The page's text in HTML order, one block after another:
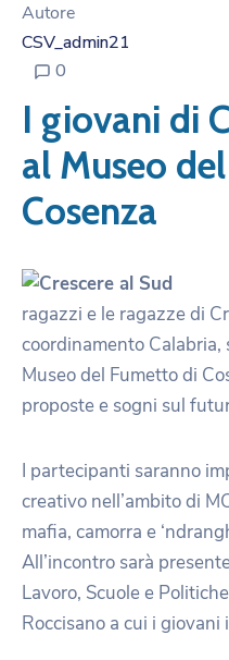
Autore
CSV_admin21
0
I giovani di
al Museo
Cosenza
ragazzi e le ragazze di
coordinamento
Museo del Fumetto di
proposte e sogni sul
I partecipanti saranno
creativo nell’ambito di
mafia, camorra e
All’incontro sarà
Lavoro, Scuole e
Roccisano a cui i